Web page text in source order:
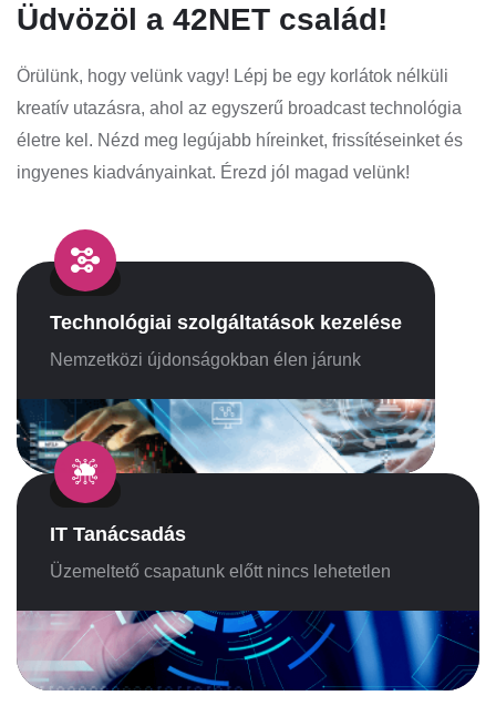
Üdvözöl a 42NET család!
Örülünk, hogy velünk vagy! Lépj be egy korlátok nélküli
kreatív utazásra, ahol az egyszerű broadcast technológia
életre kel. Nézd meg legújabb híreinket, frissítéseinket és
ingyenes kiadványainkat. Érezd jól magad velünk!
Technológiai szolgáltatások kezelése
Nemzetközi újdonságokban élen járunk
IT Tanácsadás
Üzemeltető csapatunk előtt nincs lehetetlen